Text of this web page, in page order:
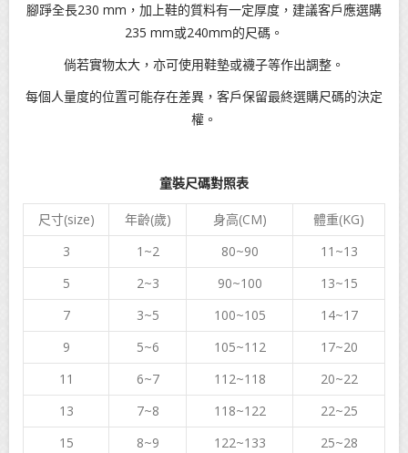
腳踭全長230 mm，加上鞋的質料有一定厚度，建議客戶應選購
235 mm或240mm的尺碼。
倘若實物太大，亦可使用鞋墊或襪子等作出調整。
每個人量度的位置可能存在差異，客戶保留最終選購尺碼的決定
權。
童裝尺碼對照表
尺寸(size) 年齡(歲) 身高(CM)
體重(KG)
3
1~2 80~90
11~13
5
2~3 90~100
13~15
7
3~5 100~105
14~17
9
5~6 105~112
17~20
11
6~7 112~118
20~22
13
7~8 118~122
22~25
15
8~9 122~133 25~28